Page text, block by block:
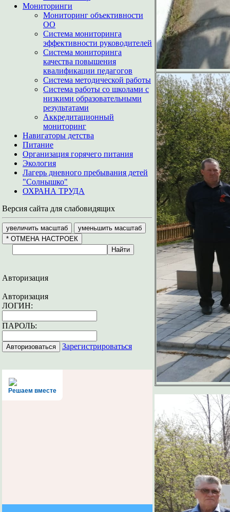
Мониторинги
Мониторинг объективности
ОО
Система мониторинга
эффективности руководителей
Система мониторинга
качества повышения
квалификации педагогов
Система методической работы
Система работы со школами с
низкими образовательными
результатами
Аккредитационный
мониторинг
Навигаторы детства
Питание
Организация горячего питания
Экология
Лагерь дневного пребывания детей
"Солнышко"
ОХРАНА ТРУДА
Версия сайта для слабовидящих
Авторизация
Авторизация
ЛОГИН:
ПАРОЛЬ:
Зарегистрироваться
Решаем вместе